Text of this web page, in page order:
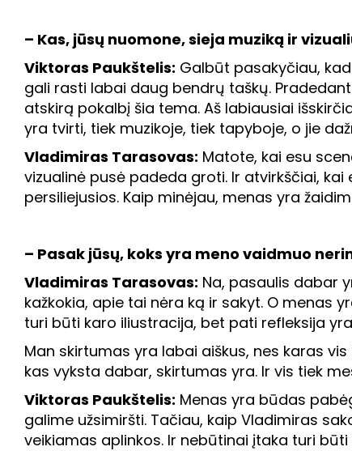
– Kas, jūsų nuomone, sieja muziką ir
Viktoras Paukštelis: Galbūt pasakyčiau,
gali rasti labai daug bendrų taškų.
atskirą pokalbį šia tema. Aš labiausiai
yra tvirti, tiek muzikoje, tiek tapyboje, o jie
Vladimiras Tarasovas: Matote, kai esu
vizualinė pusė padeda groti. Ir atvirkščiai,
persiliejusios. Kaip minėjau, menas yra
– Pasak jūsų, koks yra meno vaidmuo
Vladimiras Tarasovas: Na, pasaulis dabar
kažkokia, apie tai nėra ką ir sakyt. O menas
turi būti karo iliustracija, bet pati refleksija
Man skirtumas yra labai aiškus, nes karas
kas vyksta dabar, skirtumas yra. Ir vis tiek
Viktoras Paukštelis: Menas yra būdas
galime užsimiršti. Tačiau, kaip Vladimiras
veikiamas aplinkos. Ir nebūtinai įtaka turi